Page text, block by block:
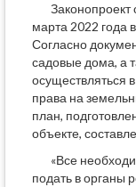
Законопроект
марта 2022 года
Согласно
садовые дома, а
осуществляться
права на
план,
объекте,
«Все
подать в органы